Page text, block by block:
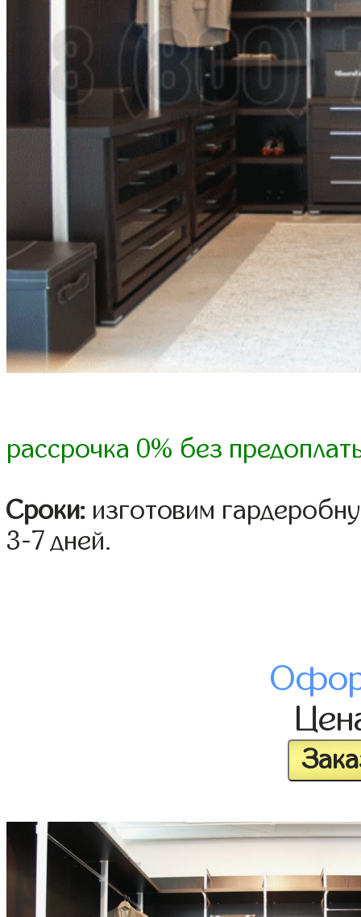
рассрочка 0% без
Сроки: изготовим
3-7 дней.